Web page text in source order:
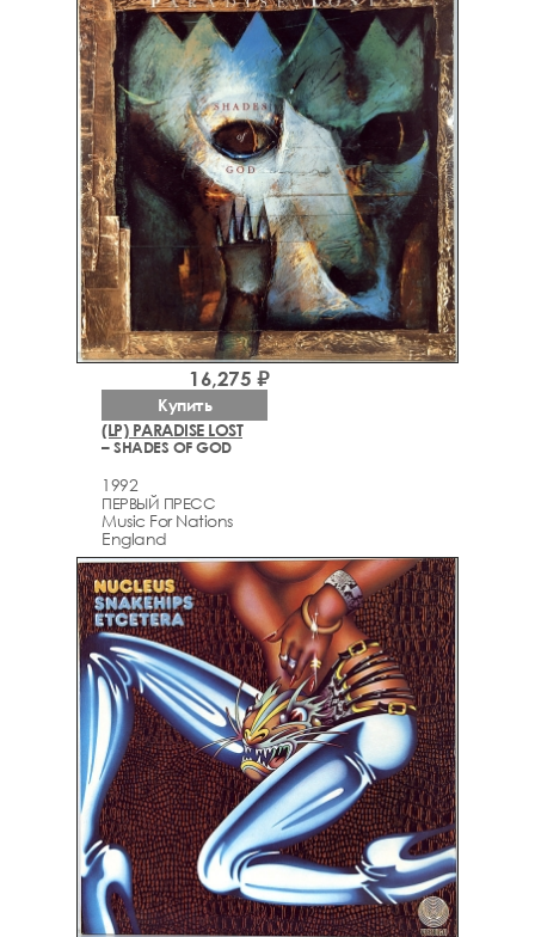
(LP) PARADISE LOST
– SHADES OF GOD
1992
ПЕРВЫЙ ПРЕСС
Music For Nations
England
16,275 ₽
Купить